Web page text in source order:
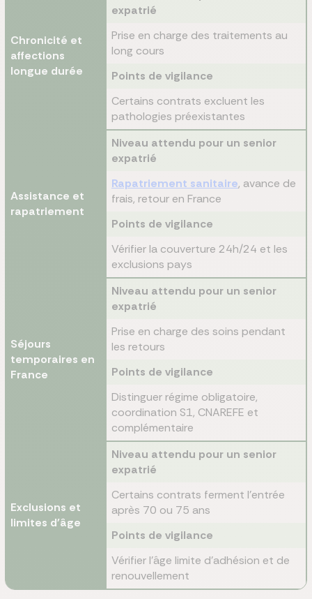
Chronicité et
affections
longue durée
expatrié
Prise en charge des traitements au
long cours
Points de vigilance
Certains contrats excluent les
pathologies préexistantes
Assistance et
rapatriement
Niveau attendu pour un senior
expatrié
Rapatriement sanitaire, avance de
frais, retour en France
Points de vigilance
Vérifier la couverture 24h/24 et les
exclusions pays
Séjours
temporaires en
France
Niveau attendu pour un senior
expatrié
Prise en charge des soins pendant
les retours
Points de vigilance
Distinguer régime obligatoire,
coordination S1, CNAREFE et
complémentaire
Exclusions et
limites d'âge
Niveau attendu pour un senior
expatrié
Certains contrats ferment l'entrée
après 70 ou 75 ans
Points de vigilance
Vérifier l'âge limite d'adhésion et de
renouvellement